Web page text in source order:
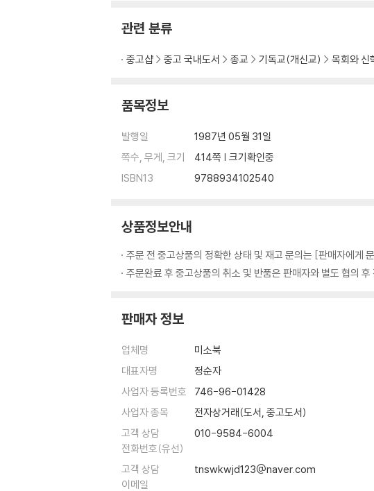
관련 분류
중고샵 중고 국내도서 종교 기독교(개신교) 목회와 신
품목정보
발행일
1987년 05월 31일
쪽수, 무게, 크기
414쪽 | 크기확인중
ISBN13
9788934102540
상품정보안내
주문 전 중고상품의 정확한 상태 및 재고 문의는 [판매자에게
주문완료 후 중고상품의 취소 및 반품은 판매자와 별도 협의
판매자 정보
업체명
미소북
대표자명
정순자
사업자 등록번호
746-96-01428
사업자 종목
전자상거래(도서, 중고도서)
고객 상담
전화번호(유선)
010-9584-6004
고객 상담
이메일
tnswkwjd123@naver.com